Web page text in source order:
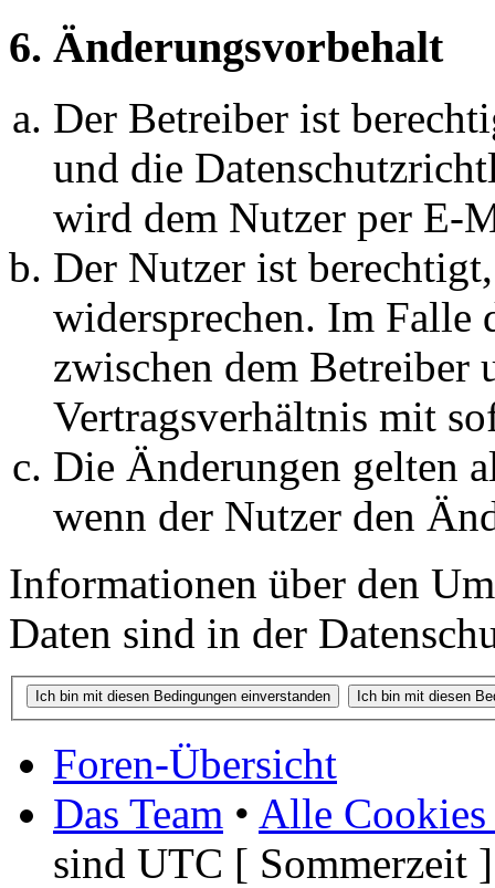
6. Änderungsvorbehalt
Der Betreiber ist
und die
wird dem Nutzer per E-
Der Nutzer ist
widersprechen. Im Falle
zwischen dem Betreiber
Vertragsverhältnis mit
Die Änderungen gelten
wenn der Nutzer den
Informationen über den
Daten sind in der
Foren-Übersicht
Das Team • Alle Cookies
sind UTC [ Sommerzeit ]